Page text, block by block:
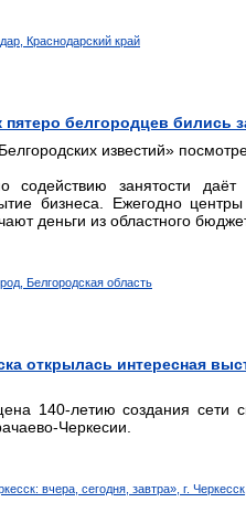
Краснодарский край
белгородцев бились
известий»
содействию занятости даёт
бизнеса. Ежегодно
деньги из областного
Белгородская область
открылась интересная
140-летию создания сети
Черкесии.
вчера, сегодня, завтра», г.